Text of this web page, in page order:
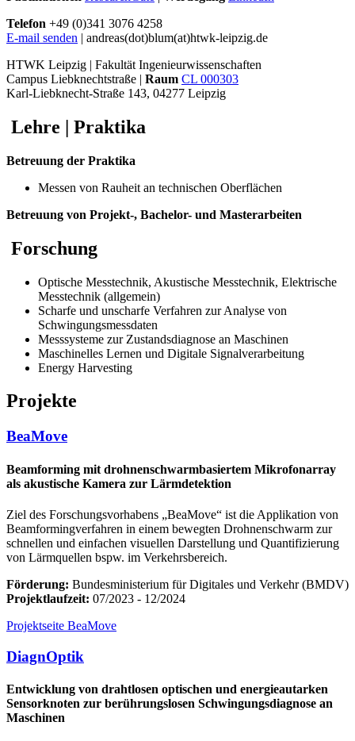
Telefon +49 (0)341 3076 4258
E-mail senden | andreas(dot)blum(at)htwk-leipzig.de
HTWK Leipzig | Fakultät Ingenieurwissenschaften
Campus Liebknechtstraße | Raum CL 000303
Karl-Liebknecht-Straße 143, 04277 Leipzig
Lehre | Praktika
Betreuung der Praktika
Messen von Rauheit an technischen Oberflächen
Betreuung von Projekt-, Bachelor- und Masterarbeiten
Forschung
Optische Messtechnik, Akustische Messtechnik, Elektrische
Messtechnik (allgemein)
Scharfe und unscharfe Verfahren zur Analyse von
Schwingungsmessdaten
Messsysteme zur Zustandsdiagnose an Maschinen
Maschinelles Lernen und Digitale Signalverarbeitung
Energy Harvesting
Projekte
BeaMove
Beamforming mit drohnenschwarmbasiertem Mikrofonarray
als akustische Kamera zur Lärmdetektion
Ziel des Forschungsvorhabens „BeaMove“ ist die Applikation von
Beamformingverfahren in einem bewegten Drohnenschwarm zur
schnellen und einfachen visuellen Darstellung und Quantifizierung
von Lärmquellen bspw. im Verkehrsbereich.
Förderung: Bundesministerium für Digitales und Verkehr (BMDV)
Projektlaufzeit: 07/2023 - 12/2024
Projektseite BeaMove
DiagnOptik
Entwicklung von drahtlosen optischen und energieautarken
Sensorknoten zur berührungslosen Schwingungsdiagnose an
Maschinen